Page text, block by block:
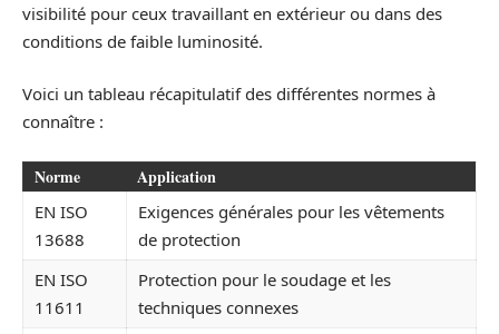
visibilité pour ceux travaillant en extérieur ou dans des
conditions de faible luminosité.
Voici un tableau récapitulatif des différentes normes à
connaître :
Norme Application
EN ISO
13688
Exigences générales pour les vêtements
de protection
EN ISO
11611
Protection pour le soudage et les
techniques connexes